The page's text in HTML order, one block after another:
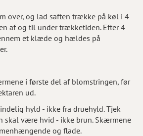
over, og lad saften trække på køl i 4
af og til under trækketiden. Efter 4
et klæde og hældes på
i første del af blomstringen, før
ud.
hyld - ikke fra druehyld. Tjek
skal være hvid - ikke brun. Skærmene
og flade.